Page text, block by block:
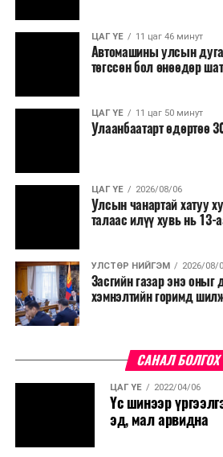
Түүнчлэн түлш, улаанбуудай,
бүрдүүлэх зоорь, агуулах барих
ЦАГ ҮЕ 11 цаг 46 минут
Автомашины улсын
төгссөн бол өнөөдөр
ЦАГ ҮЕ 11 цаг 50 минут
Улаанбаатарт өдөртөө
ЦАГ ҮЕ 2026/08/06
Улсын чанартай хатуу
талаас илүү хувь нь 13-
УЛСТӨР НИЙГЭМ 2026/08/
Засгийн газар энэ оныг
хэмнэлтийн горимд
САНАЛ БОЛГОХ
ЦАГ ҮЕ 2022/04/06
Үс шинээр
эд, мал арвидна